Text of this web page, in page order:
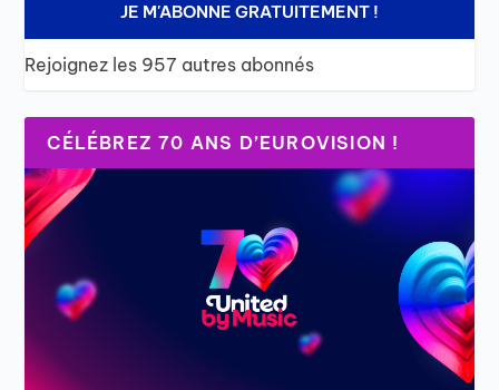
JE M'ABONNE GRATUITEMENT !
Rejoignez les 957 autres abonnés
CÉLÉBREZ 70 ANS D’EUROVISION !